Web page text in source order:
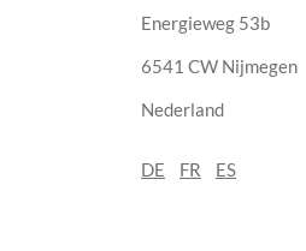
Energieweg 53b
6541 CW Nijmegen
Nederland
DE FR ES